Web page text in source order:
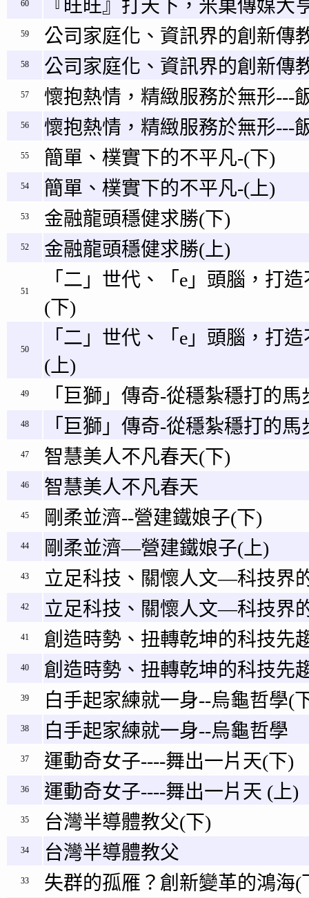
60 『旺旺』打天下，米菓傳媒大
59 公司家庭化、資訊界的創新傳
58 公司家庭化、資訊界的創新傳
57 懷抱熱情，精緻服務於無形---
56 懷抱熱情，精緻服務於無形---
55 簡單、樸實下的不平凡-(下)
54 簡單、樸實下的不平凡-(上)
53 金融龍頭穩健求勝(下)
52 金融龍頭穩健求勝(上)
51
「二」世代、「e」頭腦，打
(下)
50
「二」世代、「e」頭腦，打
(上)
49 「巨獅」傳奇-從穩紮穩打的
48 「巨獅」傳奇-從穩紮穩打的
47 智慧美人不凡春天(下)
46 智慧美人不凡春天
45 剛柔並濟--營建鐵娘子(下)
44 剛柔並濟—營建鐵娘子(上)
43 立足科技、關懷人文—科技界
42 立足科技、關懷人文—科技界
41 創造時勢、扭轉乾坤的科技先
40 創造時勢、扭轉乾坤的科技先
39 白手起家練就一身--烏龜哲學(
38 白手起家練就一身--烏龜哲學
37 運動奇女子----舞出一片天(下)
36 運動奇女子----舞出一片天 (上)
35 台灣半導體教父(下)
34 台灣半導體教父
33 失群的孤雁？創新變革的鴻海(